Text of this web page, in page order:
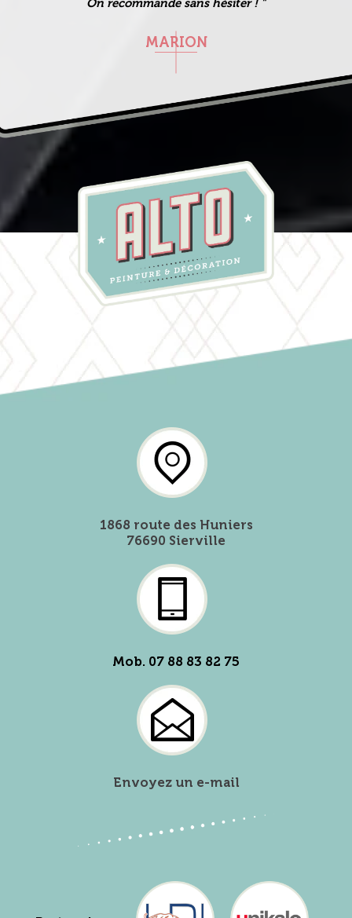
On recommande sans hésiter ! "
MARION
1868 route des Huniers
76690 Sierville
Mob. 07 88 83 82 75
Envoyez un e-mail